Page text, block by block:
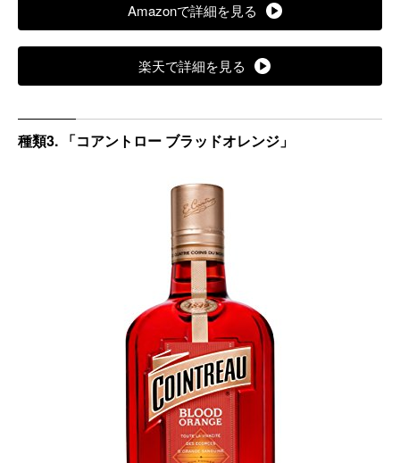
Amazonで詳細を見る
楽天で詳細を見る
種類3. 「コアントロー ブラッドオレンジ」